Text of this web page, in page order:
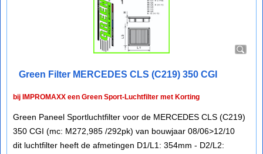
Green Filter MERCEDES CLS (C219) 350 CGI
bij IMPROMAXX een Green Sport-Luchtfilter met Korting
Green Paneel Sportluchtfilter voor de MERCEDES CLS (C219)
350 CGI (mc: M272,985 /292pk) van bouwjaar 08/06>12/10
dit luchtfilter heeft de afmetingen D1/L1: 354mm - D2/L2: